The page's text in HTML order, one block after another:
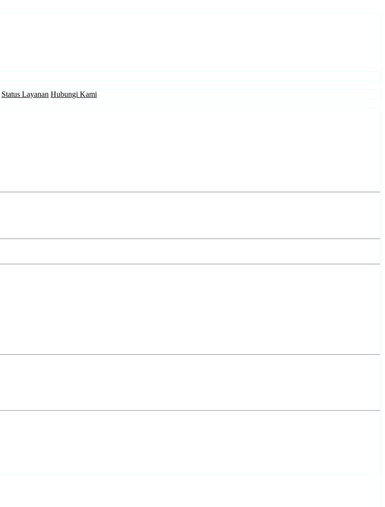
Status Layanan Hubungi Kami